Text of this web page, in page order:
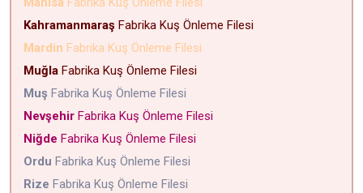
Kahramanmaraş Fabrika Kuş Önleme Filesi
Mardin Fabrika Kuş Önleme Filesi
Muğla Fabrika Kuş Önleme Filesi
Muş Fabrika Kuş Önleme Filesi
Nevşehir Fabrika Kuş Önleme Filesi
Niğde Fabrika Kuş Önleme Filesi
Ordu Fabrika Kuş Önleme Filesi
Rize Fabrika Kuş Önleme Filesi